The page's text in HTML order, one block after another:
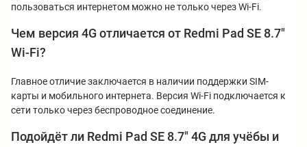
пользоваться интернетом можно не только через Wi-Fi.
Чем версия 4G отличается от Redmi Pad SE 8.7"
Wi-Fi?
Главное отличие заключается в наличии поддержки SIM-
карты и мобильного интернета. Версия Wi-Fi подключается к
сети только через беспроводное соединение.
Подойдёт ли Redmi Pad SE 8.7" 4G для учёбы и